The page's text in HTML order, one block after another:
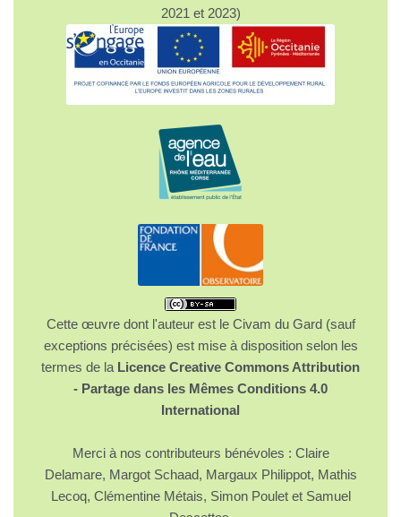
2021 et 2023)
Cette œuvre dont l'auteur est le Civam du Gard (sauf
exceptions précisées) est mise à disposition selon les
termes de la Licence Creative Commons Attribution
- Partage dans les Mêmes Conditions 4.0
International
Merci à nos contributeurs bénévoles : Claire
Delamare, Margot Schaad, Margaux Philippot, Mathis
Lecoq, Clémentine Métais, Simon Poulet et Samuel